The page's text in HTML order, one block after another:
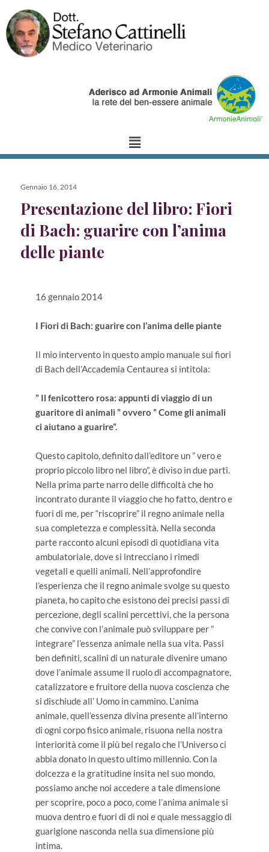
Gennaio 16, 2014
Presentazione del libro: Fiori
di Bach: guarire con l’anima
delle piante
16 gennaio 2014
I Fiori di Bach: guarire con l’anima delle piante
Il mio intervento in questo ampio manuale sui fiori
di Bach dell’Accademia Centaurea si intitola:
” Il fenicottero rosa: appunti di viaggio di un
guaritore di animali ” ovvero ” Come gli animali
ci aiutano a guarire”.
Questo capitolo, definito dall’editore un ” vero e
proprio piccolo libro nel libro”, è diviso in due parti.
Nella prima parte narro delle difficoltà che ho
incontrato durante il viaggio che ho fatto, dentro e
fuori di me, per “riscoprire” il regno animale nella
sua completezza e complessità. Nella seconda
parte racconto alcuni episodi di quotidiana vita
ambulatoriale, dove si intrecciano i rimedi
vegetali e quelli animali. Nell’approfondire
l’esperienza che il regno animale svolge su questo
pianeta, ho capito che esistono dei precisi passi di
percezione, degli scalini percettivi, che la persona
che convive con l’animale può sviluppare per ”
integrare” l’essenza animale nella sua vita. Passi
ben definiti, scalini di un naturale divenire umano
dove l’animale assume il ruolo di accompagnatore,
catalizzatore e fruitore della nuova coscienza che
si dischiude all’ Uomo in cammino. L’anima
animale, quell’essenza divina presente all’interno
di ogni corpo fisico animale, risuona nella nostra
interiorità come il più bel regalo che l’Universo ci
abbia donato in questo ultimo millennio. Con la
dolcezza e la gratitudine insita nel suo mondo,
possiamo anche noi accedere a tale dimensione
per scoprire, poco a poco, come l’anima animale si
muova dentro e fuori di di noi e quale messaggio di
guarigione nasconda nella sua dimensione più
intima.